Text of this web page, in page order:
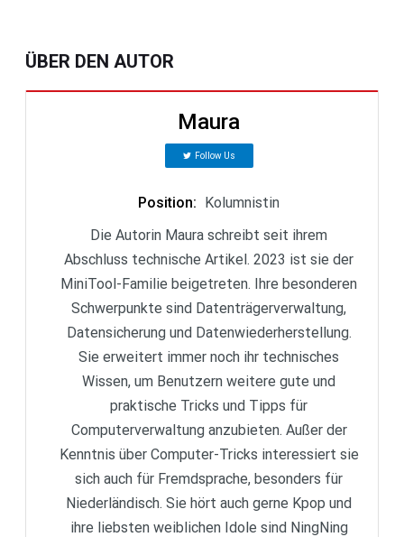
ÜBER DEN AUTOR
Maura
Follow Us
Position: Kolumnistin
Die Autorin Maura schreibt seit ihrem
Abschluss technische Artikel. 2023 ist sie der
MiniTool-Familie beigetreten. Ihre besonderen
Schwerpunkte sind Datenträgerverwaltung,
Datensicherung und Datenwiederherstellung.
Sie erweitert immer noch ihr technisches
Wissen, um Benutzern weitere gute und
praktische Tricks und Tipps für
Computerverwaltung anzubieten. Außer der
Kenntnis über Computer-Tricks interessiert sie
sich auch für Fremdsprache, besonders für
Niederländisch. Sie hört auch gerne Kpop und
ihre liebsten weiblichen Idole sind NingNing